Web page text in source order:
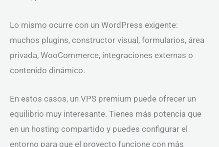
Lo mismo ocurre con un WordPress exigente:
muchos plugins, constructor visual, formularios, área
privada, WooCommerce, integraciones externas o
contenido dinámico.
En estos casos, un VPS premium puede ofrecer un
equilibrio muy interesante. Tienes más potencia que
en un hosting compartido y puedes configurar el
entorno para que el proyecto funcione con más